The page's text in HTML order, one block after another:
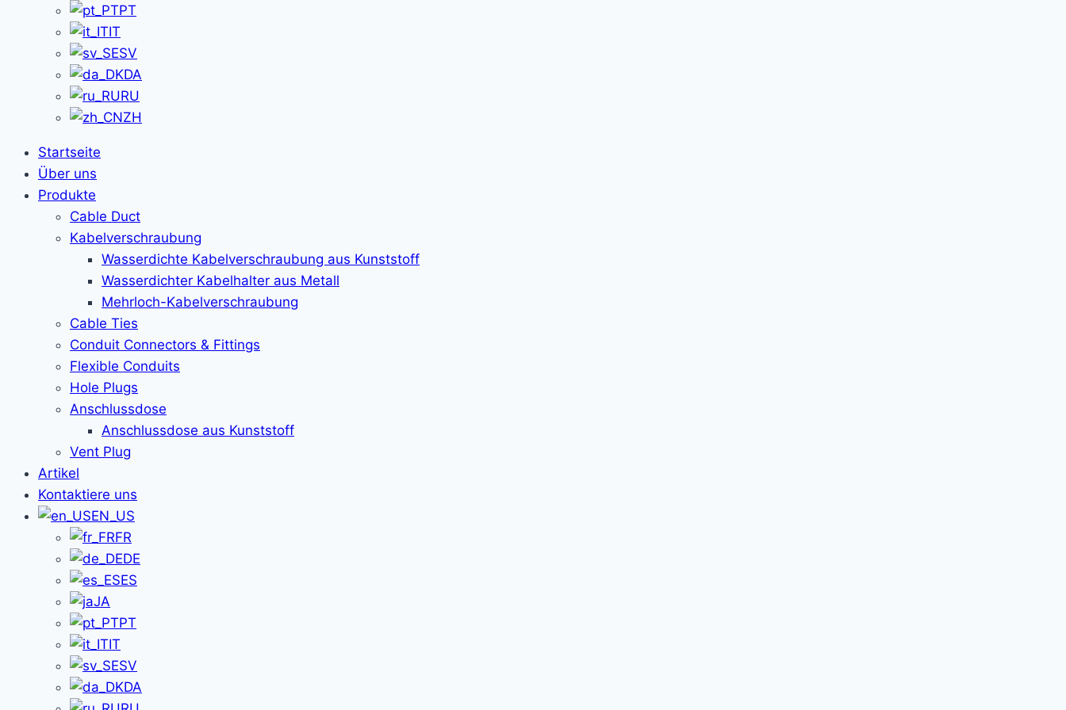
PT
IT
SV
DA
RU
ZH
Startseite
Über uns
Produkte
Cable Duct
Kabelverschraubung
Wasserdichte Kabelverschraubung aus Kunststoff
Wasserdichter Kabelhalter aus Metall
Mehrloch-Kabelverschraubung
Cable Ties
Conduit Connectors & Fittings
Flexible Conduits
Hole Plugs
Anschlussdose
Anschlussdose aus Kunststoff
Vent Plug
Artikel
Kontaktiere uns
EN_US
FR
DE
ES
JA
PT
IT
SV
DA